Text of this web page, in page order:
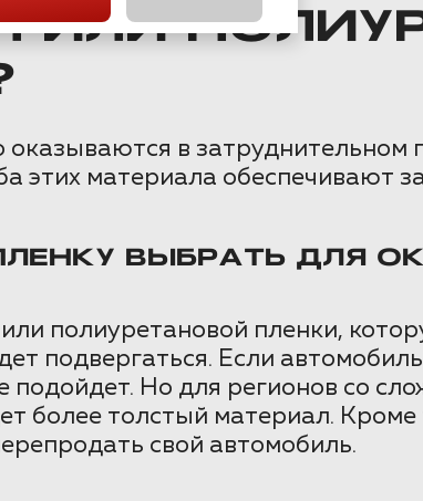
ИЛИ
оказываются в
этих материала обеспечивают
ВЫБРАТЬ ДЛЯ
полиуретановой пленки,
подвергаться. Если
подойдет. Но для регионов со
более толстый материал. Кроме
свой автомобиль.